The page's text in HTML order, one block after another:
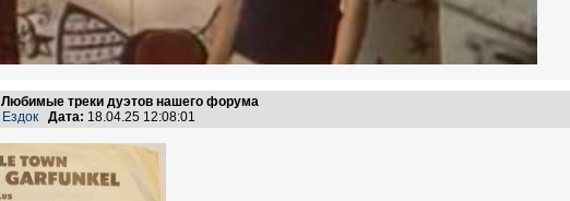
треки дуэтов нашего форума
Дата: 18.04.25 12:08:01